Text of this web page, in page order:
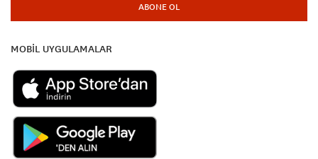
ABONE OL
MOBİL UYGULAMALAR